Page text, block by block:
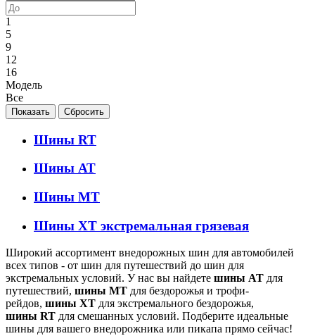
1
5
9
12
16
Модель
Все
Шины RT
Шины АТ
Шины МТ
Шины ХТ экстремальная грязевая
Широкий ассортимент внедорожных шин для автомобилей
всех типов - от шин для путешествий до шин для
экстремальных условий. У нас вы найдете шины AT для
путешествий, шины MT для бездорожья и трофи-
рейдов, шины XT для экстремального бездорожья,
шины RT для смешанных условий. Подберите идеальные
шины для вашего внедорожника или пикапа прямо сейчас!